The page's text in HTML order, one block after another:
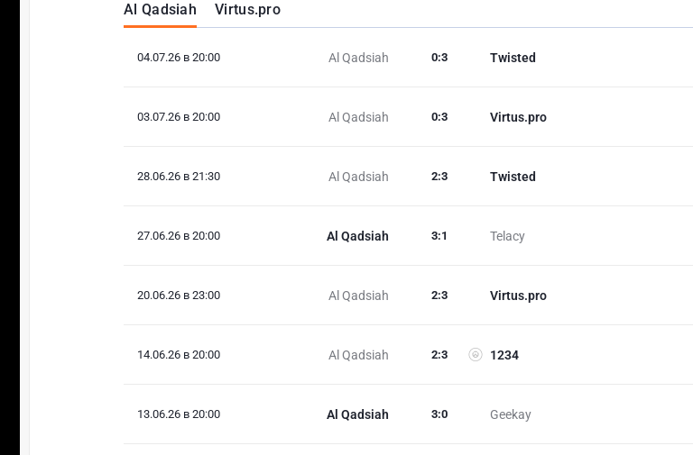
Al Qadsiah Virtus.pro
04.07.26 в 20:00 Al Qadsiah Twisted
0:3
03.07.26 в 20:00 Al Qadsiah Virtus.pro
0:3
28.06.26 в 21:30 Al Qadsiah Twisted
2:3
27.06.26 в 20:00 Al Qadsiah Telacy
3:1
20.06.26 в 23:00 Al Qadsiah Virtus.pro
2:3
14.06.26 в 20:00 Al Qadsiah 1234
2:3
13.06.26 в 20:00 Al Qadsiah Geekay
3:0